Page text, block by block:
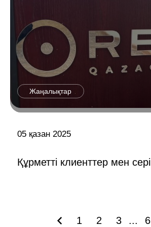
Жаңалықтар
05 қазан 2025
Құрметті клиенттер мен
1 2 3 ... 6